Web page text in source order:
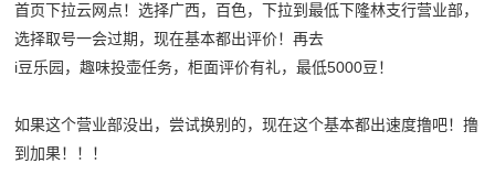
首页下拉云网点！选择广西，百色，下拉到最低下隆林支行营业部，
选择取号一会过期，现在基本都出评价！再去
i豆乐园，趣味投壶任务，柜面评价有礼，最低5000豆！
如果这个营业部没出，尝试换别的，现在这个基本都出速度撸吧！撸
到加果！！！